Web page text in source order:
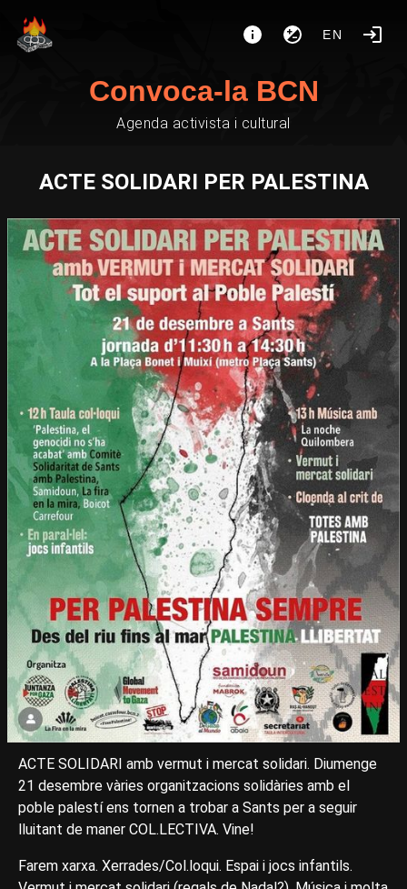
EN
Convoca-la BCN
Agenda activista i cultural
ACTE SOLIDARI PER PALESTINA
ACTE SOLIDARI amb vermut i mercat solidari. Diumenge
21 desembre vàries organitzacions solidàries amb el
poble palestí ens tornen a trobar a Sants per a seguir
lluitant de maner COL.LECTIVA. Vine!
Farem xarxa. Xerrades/Col.loqui. Espai i jocs infantils.